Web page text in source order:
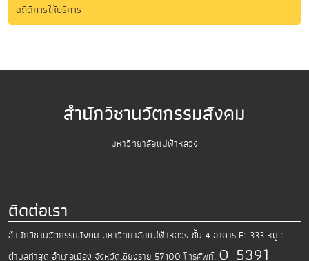
สถิติการให้บริการ
สำนักวิชานวัตกรรมสังคม
มหาวิทยาลัยแม่ฟ้าหลวง
ติดต่อเรา
สำนักวิชานวัตกรรมสังคม มหาวิทยาลัยแม่ฟ้าหลวง ชั้น 4 อาคาร E1 333 หมู่ 1
ตำบลท่าสุด อำเภอเมือง จังหวัดเชียงราย 57100 โทรศัพท์. 0-5391-